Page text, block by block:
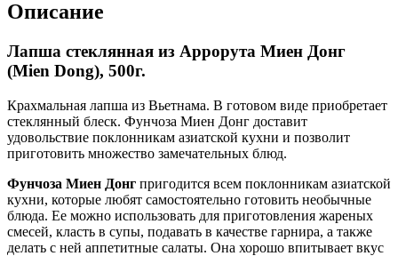
Описание
Лапша стеклянная из Аррорута Миен Донг
(Mien Dong), 500г.
Крахмальная лапша из Вьетнама. В готовом виде приобретает
стеклянный блеск. Фунчоза Миен Донг доставит
удовольствие поклонникам азиатской кухни и позволит
приготовить множество замечательных блюд.
Фунчоза Миен Донг пригодится всем поклонникам азиатской
кухни, которые любят самостоятельно готовить необычные
блюда. Ее можно использовать для приготовления жареных
смесей, класть в супы, подавать в качестве гарнира, а также
делать с ней аппетитные салаты. Она хорошо впитывает вкус